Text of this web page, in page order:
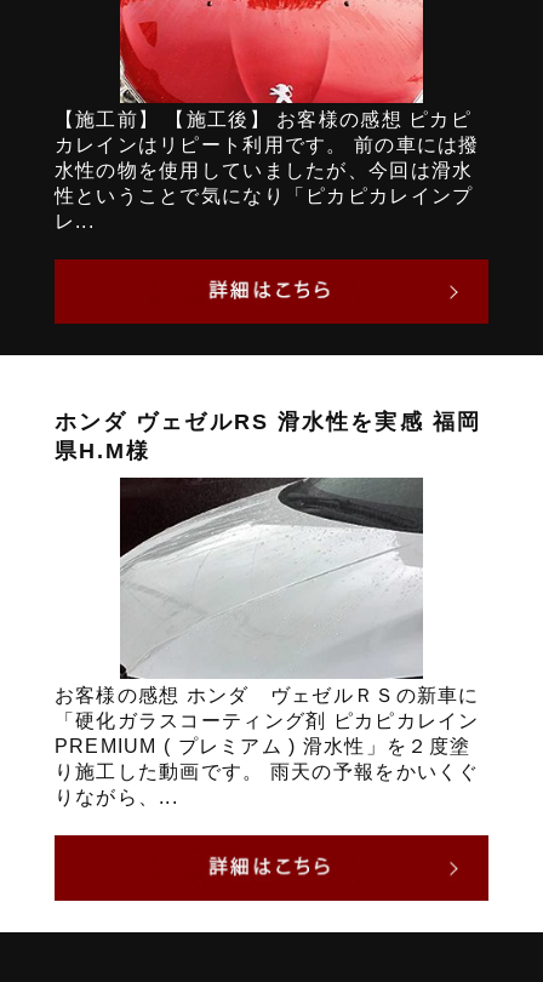
【施工前】 【施工後】 お客様の感想 ピカピ
カレインはリピート利用です。 前の車には撥
水性の物を使用していましたが、今回は滑水
性ということで気になり「ピカピカレインプ
レ...
ホンダ ヴェゼルRS 滑水性を実感 福岡
県H.M様
お客様の感想 ホンダ ヴェゼルＲＳの新車に
「硬化ガラスコーティング剤 ピカピカレイン
PREMIUM ( プレミアム ) 滑水性」を２度塗
り施工した動画です。 雨天の予報をかいくぐ
りながら、...